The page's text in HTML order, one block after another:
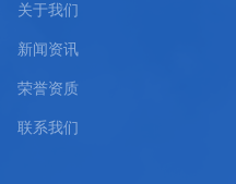
关于我们
新闻资讯
荣誉资质
联系我们